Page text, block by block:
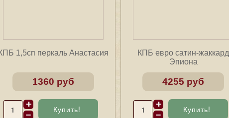
1,5сп перкаль Анастасия
1360 руб
КПБ евро сатин-жаккард
Эпиона
4255 руб